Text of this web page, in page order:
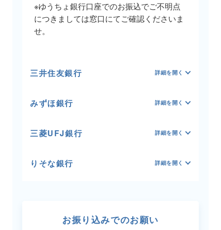
※ゆうちょ銀行口座でのお振込でご不明点
につきましては窓口にてご確認くださいま
せ。
三井住友銀行
みずほ銀行
三菱UFJ銀行
りそな銀行
お振り込みでのお願い